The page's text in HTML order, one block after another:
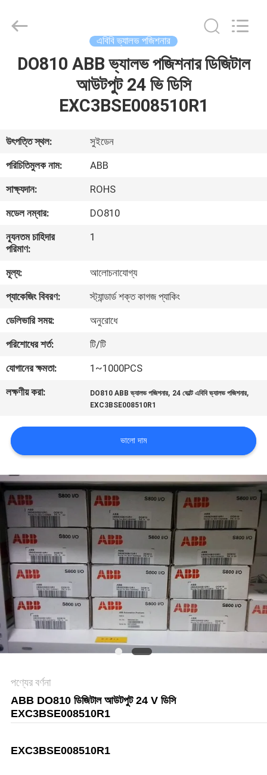
বাড়ি
আমাদের
সম্পর্কে
কারখানা
ভ্রমণ
নিয়ন্ত্রণ
আমাদের
সাথে
যোগাযোগ
করুন
উদ্ধৃতির
জন্য
আবেদন
সাইট
ম্যাপ
গোপনীয়তা
নীতি
Reserved.
এবিবি ভ্যালভ পজিশনার
DO810 ABB ভ্যালভ পজিশনার ডিজিটাল
আউটপুট 24 ভি ডিসি
EXC3BSE008510R1
উৎপত্তি স্থল:
সুইডেন
পরিচিতিমুলক নাম:
ABB
সাক্ষ্যদান:
ROHS
মডেল নম্বার:
DO810
ন্যূনতম চাহিদার
পরিমাণ:
1
মূল্য:
আলোচনাযোগ্য
প্যাকেজিং বিবরণ:
স্ট্যান্ডার্ড শক্ত কাগজ প্যাকিং
ডেলিভারি সময়:
অনুরোধে
পরিশোধের শর্ত:
টি/টি
যোগানের ক্ষমতা:
1~1000PCS
লক্ষণীয় করা:
DO810 ABB ভ্যালভ পজিশনার, 24 ভোল্ট এবিবি ভ্যালভ পজিশনার,
EXC3BSE008510R1
ভালো দাম
পণ্যের বর্ণনা
ABB DO810 ডিজিটাল আউটপুট 24 V ডিসি
EXC3BSE008510R1
EXC3BSE008510R1